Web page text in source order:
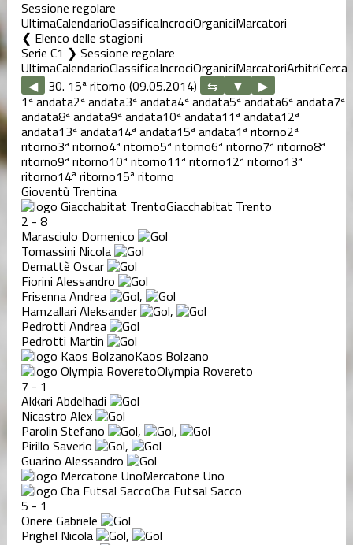
Sessione regolare
UltimaCalendarioClassificaIncrociOrganiciMarcatori
Elenco delle stagioni
Serie C1 ❯ Sessione regolare
UltimaCalendarioClassificaIncrociOrganiciMarcatoriArbitriCerca
◀ 30. 15ª ritorno (09.05.2014)
▶
1ª andata2ª andata3ª andata4ª andata5ª andata6ª andata7ª
andata8ª andata9ª andata10ª andata11ª andata12ª
andata13ª andata14ª andata15ª andata1ª ritorno2ª
ritorno3ª ritorno4ª ritorno5ª ritorno6ª ritorno7ª ritorno8ª
ritorno9ª ritorno10ª ritorno11ª ritorno12ª ritorno13ª
ritorno14ª ritorno15ª ritorno
Gioventù Trentina
Giacchabitat Trento
2 - 8
Marasciulo Domenico
Tomassini Nicola
Demattè Oscar
Fiorini Alessandro
Frisenna Andrea ,
Hamzallari Aleksander ,
Pedrotti Andrea
Pedrotti Martin
Kaos Bolzano
Olympia Rovereto
7 - 1
Akkari Abdelhadi
Nicastro Alex
Parolin Stefano , ,
Pirillo Saverio ,
Guarino Alessandro
Mercatone Uno
Cba Futsal Sacco
5 - 1
Onere Gabriele
Prighel Nicola ,